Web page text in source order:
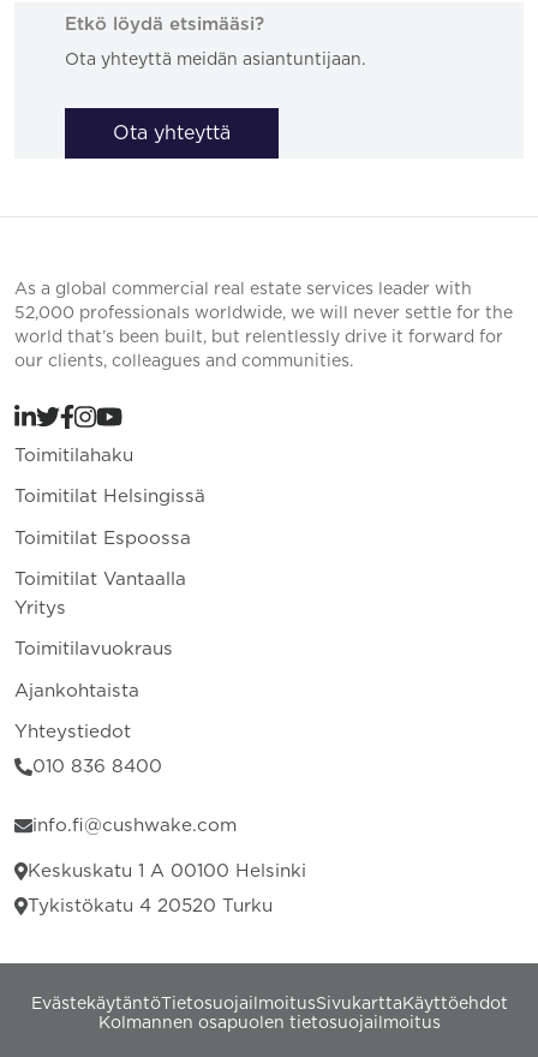
Etkö löydä etsimääsi?
Ota yhteyttä meidän asiantuntijaan.
Ota yhteyttä
As a global commercial real estate services leader with
52,000 professionals worldwide, we will never settle for the
world that’s been built, but relentlessly drive it forward for
our clients, colleagues and communities.
Toimitilahaku
Toimitilat Helsingissä
Toimitilat Espoossa
Toimitilat Vantaalla
Yritys
Toimitilavuokraus
Ajankohtaista
Yhteystiedot
010 836 8400
info.fi@cushwake.com
Keskuskatu 1 A 00100 Helsinki
Tykistökatu 4 20520 Turku
EvästekäytäntöTietosuojailmoitusSivukartta Käyttöehdot
Kolmannen osapuolen tietosuojailmoitus